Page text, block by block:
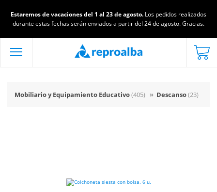
Estaremos de vacaciones del 1 al 23 de agosto. Los pedidos realizados
durante estas fechas serán enviados a partir del 24 de agosto. Gracias.
Mobiliario y Equipamiento Educativo(405) » Descanso(23)